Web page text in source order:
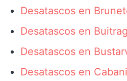
Desatascos en
Desatascos en
Desatascos en
Desatascos en